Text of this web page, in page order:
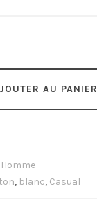
AU PANIER
Homme
, blanc, Casual